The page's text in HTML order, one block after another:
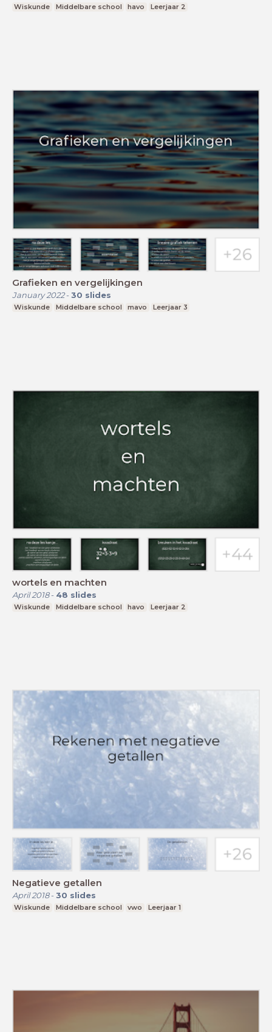
Wiskunde Middelbare school havo Leerjaar 2
Grafieken en vergelijkingen
January 2022- 30 slides
Wiskunde Middelbare school mavo Leerjaar 3
wortels en machten
April 2018- 48 slides
Wiskunde Middelbare school havo Leerjaar 2
Negatieve getallen
April 2018- 30 slides
Wiskunde Middelbare school vwo Leerjaar 1